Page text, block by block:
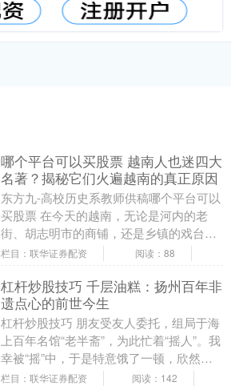
哪个平台可以买股票 越南人也迷四大
名著？揭秘它们火遍越南的真正原因
东方九-高校历史系教师供稿哪个平台可以
买股票 在今天的越南，无论是河内的老
街、胡志明市的商铺，还是乡镇的戏台与
家庭神龛，你都能清晰看见中国四大名著
栏目：联华证券配资 阅读：88
杠杆炒股技巧 千层油糕：扬州百年非
遗点心的前世今生
杠杆炒股技巧 朋友受友人委托，组局于海
上百年名馆“老半斋”，为此忙着“摇人”。我
幸被“摇”中，于是特意饿了一顿，欣然前
往。 朋友虽不必买单，但是坐镇指挥，不
栏目：联华证券配资 阅读：142